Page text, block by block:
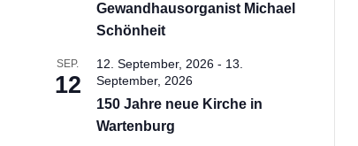
Gewandhausorganist Michael
Schönheit
SEP.
12
12. September, 2026- 13.
September, 2026
150 Jahre neue Kirche in
Wartenburg